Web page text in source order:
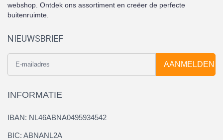
webshop. Ontdek ons assortiment en creëer de perfecte
buitenruimte.
NIEUWSBRIEF
AANMELDEN
INFORMATIE
IBAN: NL46ABNA0495934542
BIC: ABNANL2A